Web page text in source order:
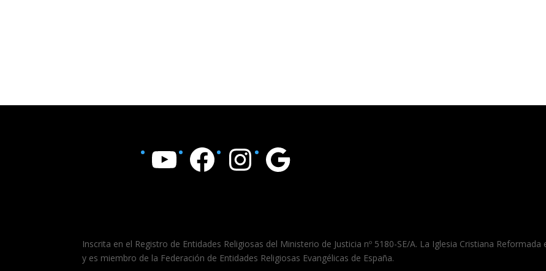
YouTube Facebook Instagram Google
Inscrita en el Registro de Entidades Religiosas del Ministerio de Justicia nº 5180-SE/A. La Iglesia Cristiana
y es miembro de la Federación de Entidades Religiosas Evangélicas de España.